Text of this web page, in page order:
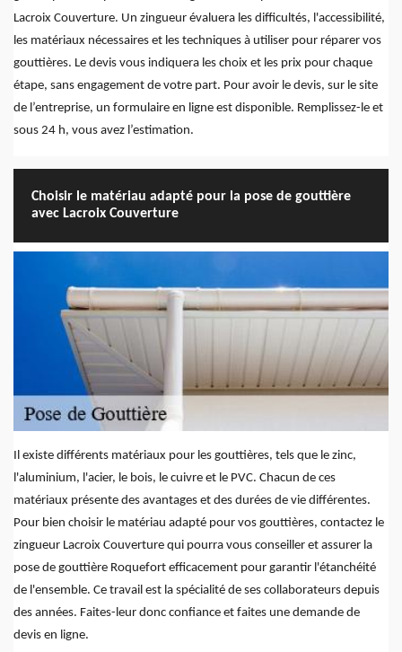
Lacroix Couverture. Un zingueur évaluera les difficultés, l'accessibilité,
les matériaux nécessaires et les techniques à utiliser pour réparer vos
gouttières. Le devis vous indiquera les choix et les prix pour chaque
étape, sans engagement de votre part. Pour avoir le devis, sur le site
de l’entreprise, un formulaire en ligne est disponible. Remplissez-le et
sous 24 h, vous avez l’estimation.
Choisir le matériau adapté pour la pose de gouttière
avec Lacroix Couverture
Il existe différents matériaux pour les gouttières, tels que le zinc,
l'aluminium, l'acier, le bois, le cuivre et le PVC. Chacun de ces
matériaux présente des avantages et des durées de vie différentes.
Pour bien choisir le matériau adapté pour vos gouttières, contactez le
zingueur Lacroix Couverture qui pourra vous conseiller et assurer la
pose de gouttière Roquefort efficacement pour garantir l'étanchéité
de l'ensemble. Ce travail est la spécialité de ses collaborateurs depuis
des années. Faites-leur donc confiance et faites une demande de
devis en ligne.